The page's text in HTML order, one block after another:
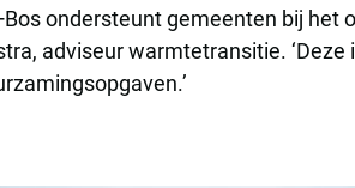
ondersteunt gemeenten bij
adviseur warmtetransitie.